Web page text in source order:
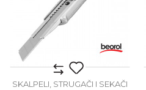
SKALPELI, STRUGAČI I SEKAČI